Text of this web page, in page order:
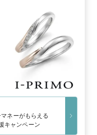
ネーがもらえる
キャンペーン